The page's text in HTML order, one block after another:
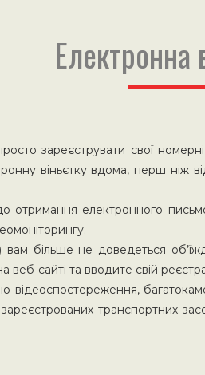
Електронна
зареєструвати свої
віньєтку вдома, перш
отримання електронного
вам більше не доведеться
веб-сайті та вводите свій
відеоспостереження,
транспортних